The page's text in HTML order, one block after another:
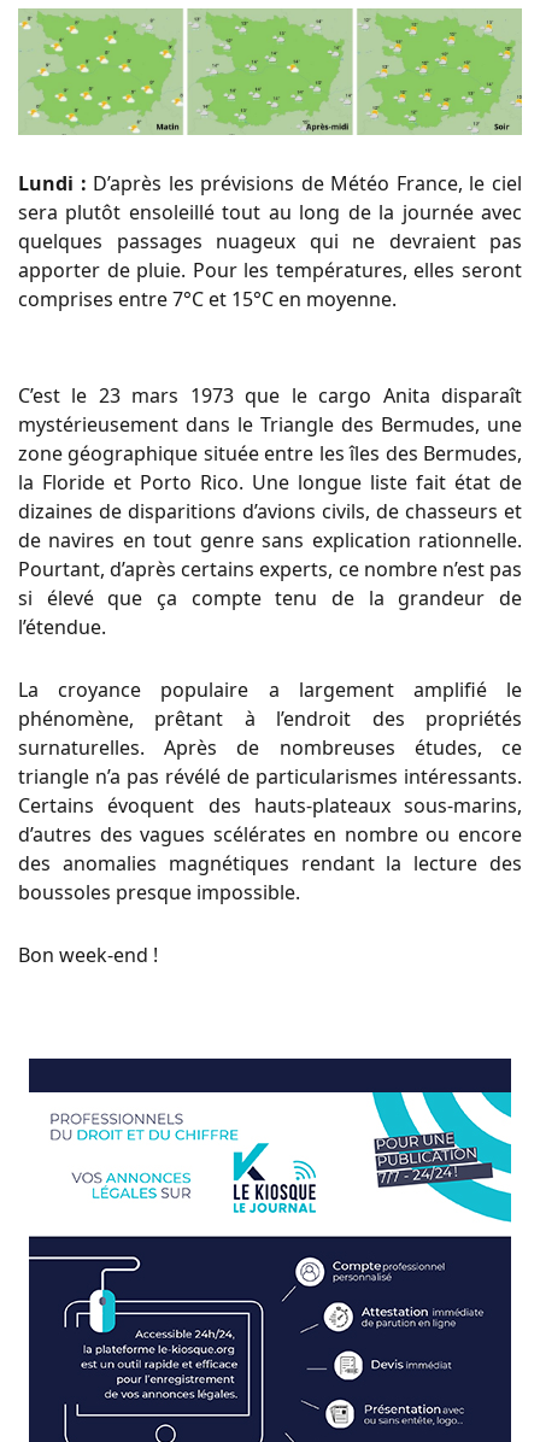
Lundi : D’après les prévisions de Météo France, le ciel
sera plutôt ensoleillé tout au long de la journée avec
quelques passages nuageux qui ne devraient pas
apporter de pluie. Pour les températures, elles seront
comprises entre 7°C et 15°C en moyenne.
C’est le 23 mars 1973 que le cargo Anita disparaît
mystérieusement dans le Triangle des Bermudes, une
zone géographique située entre les îles des Bermudes,
la Floride et Porto Rico. Une longue liste fait état de
dizaines de disparitions d’avions civils, de chasseurs et
de navires en tout genre sans explication rationnelle.
Pourtant, d’après certains experts, ce nombre n’est pas
si élevé que ça compte tenu de la grandeur de
l’étendue.
La croyance populaire a largement amplifié le
phénomène, prêtant à l’endroit des propriétés
surnaturelles. Après de nombreuses études, ce
triangle n’a pas révélé de particularismes intéressants.
Certains évoquent des hauts-plateaux sous-marins,
d’autres des vagues scélérates en nombre ou encore
des anomalies magnétiques rendant la lecture des
boussoles presque impossible.
Bon week-end !